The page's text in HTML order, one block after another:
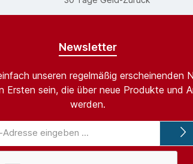
Newsletter
unseren regelmäßig erscheinenden
Ersten sein, die über neue Produkte und
werden.
Mail-
Adresse*